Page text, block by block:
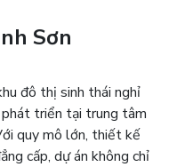
Sơn
đô thị sinh thái nghỉ
triển tại trung tâm
quy mô lớn, thiết kế
cấp, dự án không chỉ